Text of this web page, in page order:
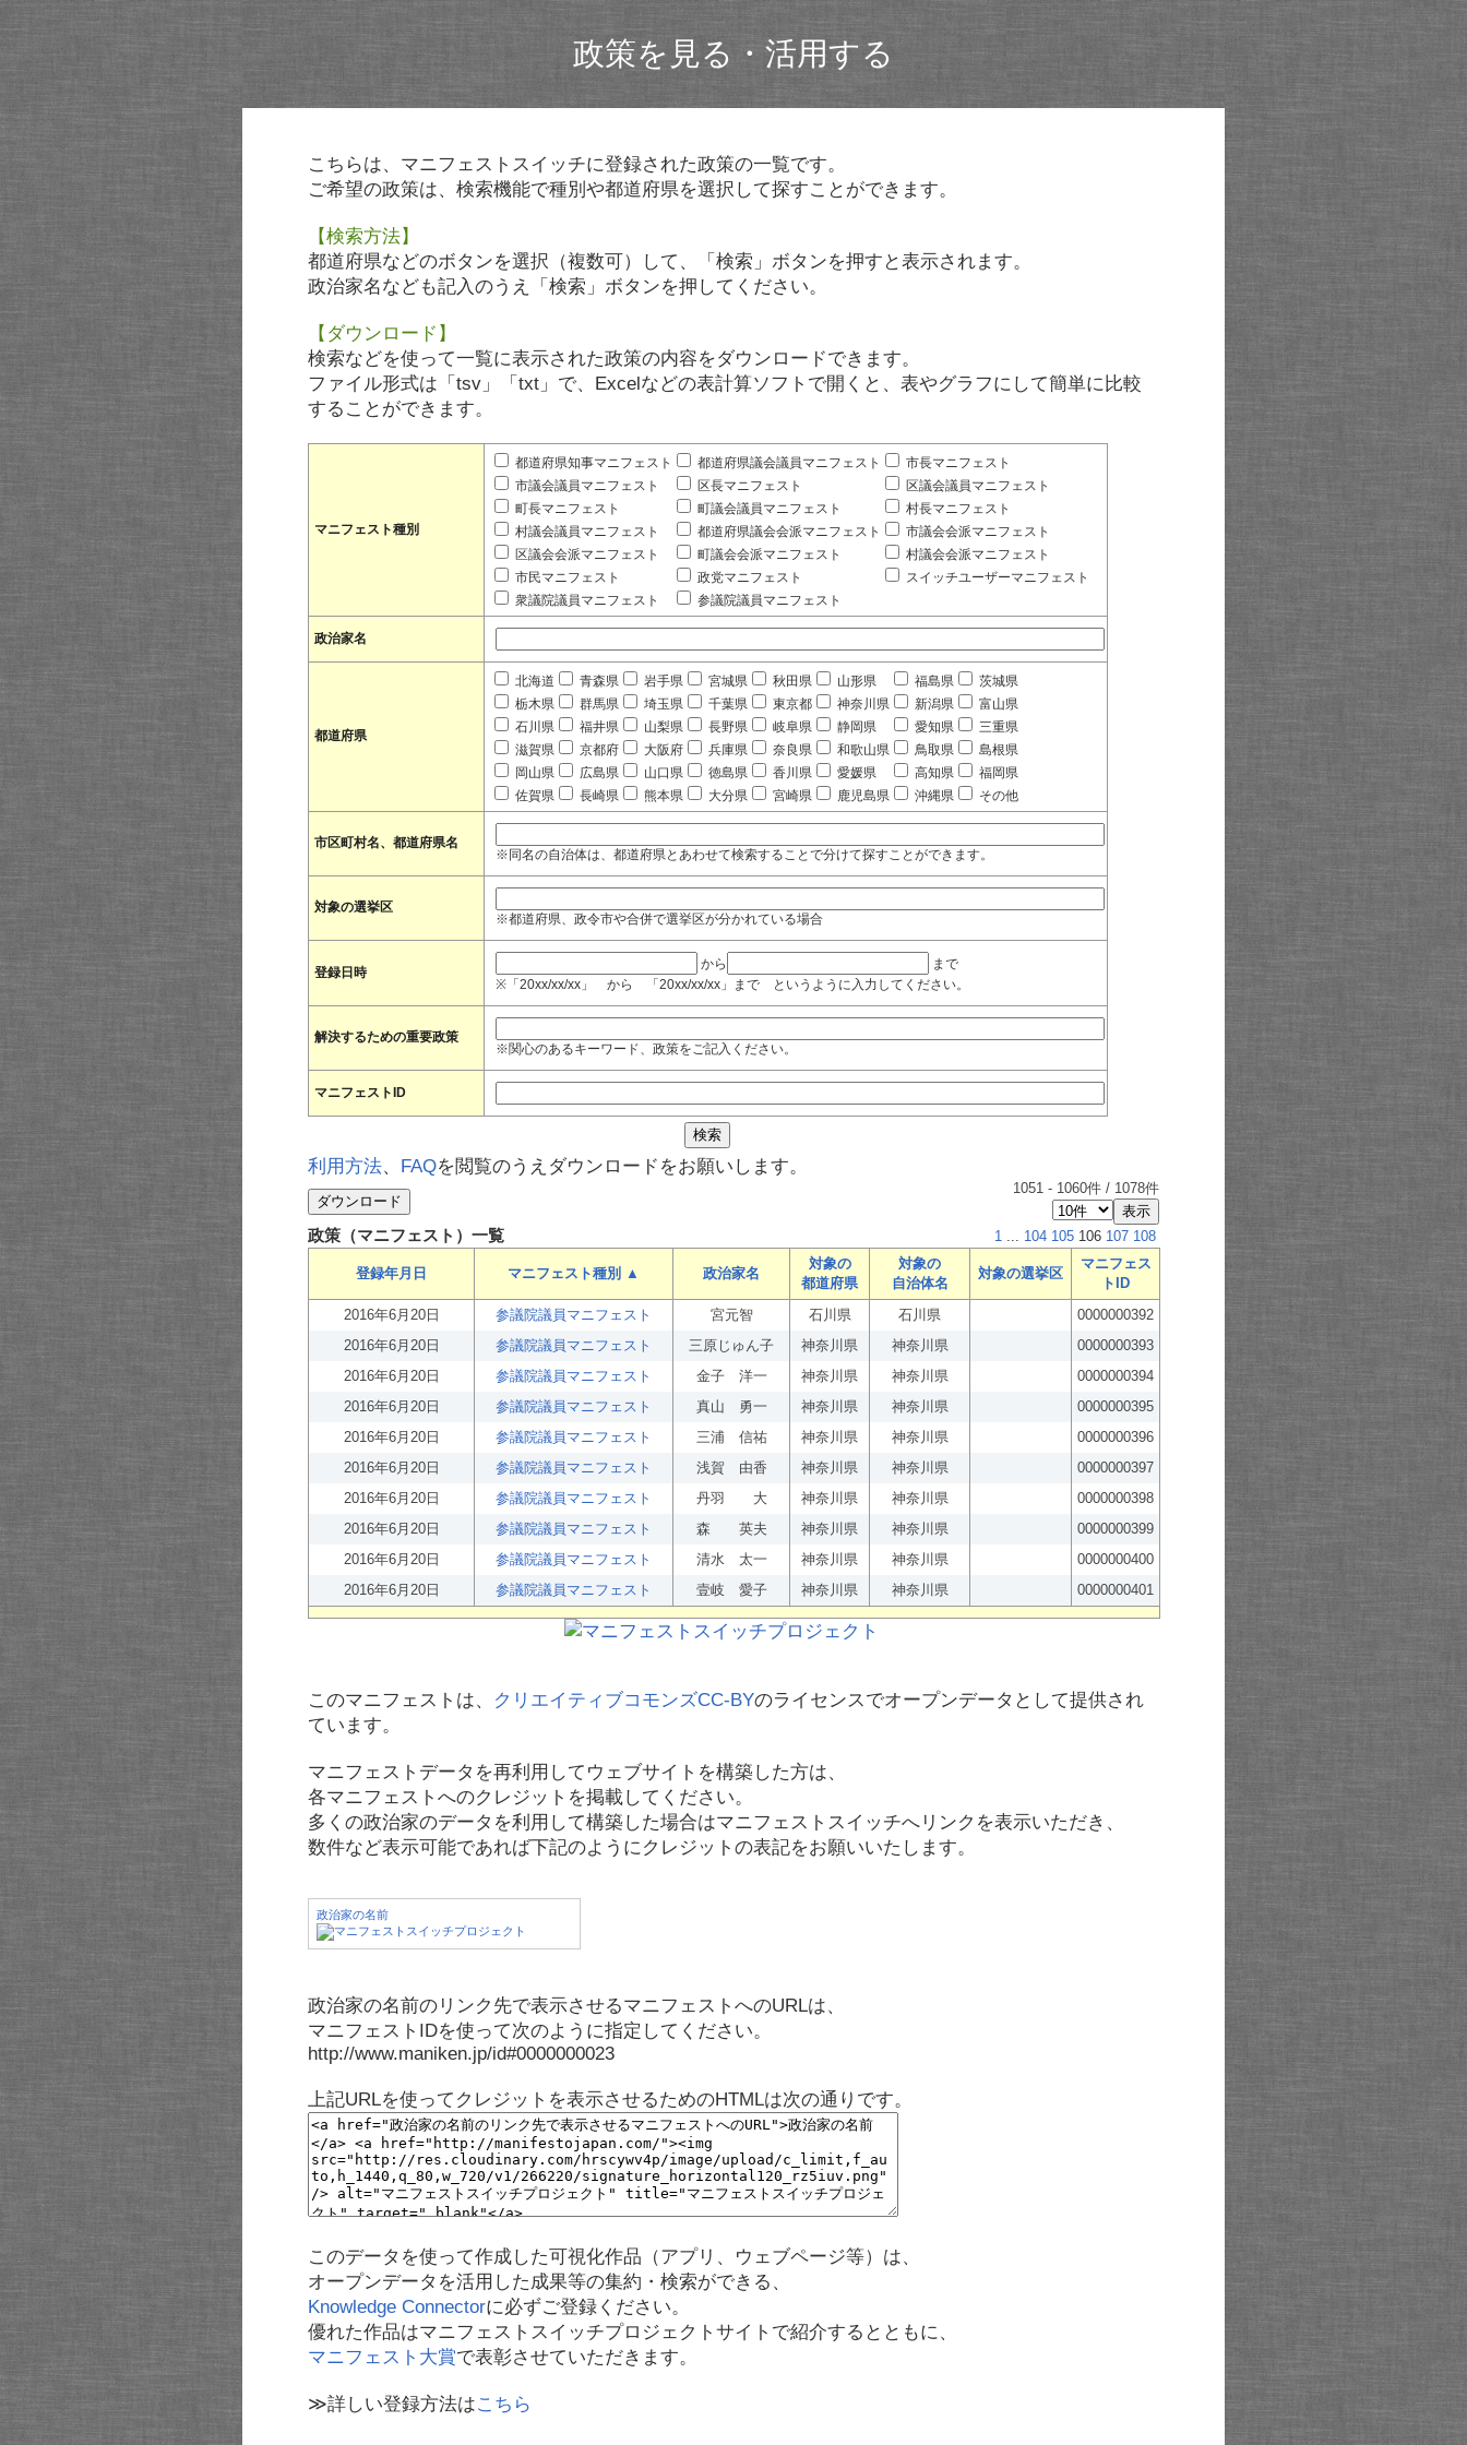
政策を見る・活用する
こちらは、マニフェストスイッチに登録された政策の一覧です。
ご希望の政策は、検索機能で種別や都道府県を選択して探すことができます。
【検索方法】
都道府県などのボタンを選択（複数可）して、「検索」ボタンを押すと表示されます。
政治家名なども記入のうえ「検索」ボタンを押してください。
【ダウンロード】
検索などを使って一覧に表示された政策の内容をダウンロードできます。
ファイル形式は「tsv」「txt」で、Excelなどの表計算ソフトで開くと、表やグラフにして簡単に比較
することができます。
マニフェスト種別
都道府県知事マニフェスト 都道府県議会議員マニフェスト
市長マニフェスト
市議会議員マニフェスト
区長マニフェスト
区議会議員マニフェスト
町長マニフェスト
町議会議員マニフェスト
村長マニフェスト
村議会議員マニフェスト
都道府県議会会派マニフェスト
市議会会派マニフェスト
区議会会派マニフェスト
町議会会派マニフェスト
村議会会派マニフェスト
市民マニフェスト
政党マニフェスト
スイッチユーザーマニフェスト
衆議院議員マニフェスト
参議院議員マニフェスト
政治家名
都道府県
北海道 青森県 岩手県 宮城県 秋田県 山形県 福島県
茨城県
栃木県
群馬県 埼玉県 千葉県 東京都 神奈川県 新潟県
富山県
石川県
福井県 山梨県 長野県 岐阜県 静岡県 愛知県
三重県
滋賀県
京都府 大阪府 兵庫県 奈良県 和歌山県 鳥取県
島根県
岡山県
広島県 山口県 徳島県 香川県 愛媛県 高知県
福岡県
佐賀県
長崎県 熊本県 大分県 宮崎県 鹿児島県 沖縄県 その他
市区町村名、都道府県名
※同名の自治体は、都道府県とあわせて検索することで分けて探すことができます。
対象の選挙区
※都道府県、政令市や合併で選挙区が分かれている場合
登録日時
から
まで
※「20xx/xx/xx」 から 「20xx/xx/xx」まで というように入力してください。
解決するための重要政策
※関心のあるキーワード、政策をご記入ください。
マニフェストID
利用方法、 FAQを閲覧のうえダウンロードをお願いします。
1051 - 1060件 / 1078件
政策（マニフェスト）一覧 1 ... 104 105 106 107 108
登録年月日 マニフェスト種別 ▲ 政治家名
対象の
都道府県
対象の
自治体名
対象の選挙区
マニフェス
トID
2016年6月20日
参議院議員マニフェスト 宮元智 石川県 石川県
0000000392
2016年6月20日
参議院議員マニフェスト 三原じゅん子 神奈川県 神奈川県
0000000393
2016年6月20日
参議院議員マニフェスト 金子 洋一 神奈川県 神奈川県
0000000394
2016年6月20日
参議院議員マニフェスト 真山 勇一 神奈川県 神奈川県
0000000395
2016年6月20日
参議院議員マニフェスト 三浦 信祐 神奈川県 神奈川県
0000000396
2016年6月20日
参議院議員マニフェスト 浅賀 由香 神奈川県 神奈川県
0000000397
2016年6月20日
参議院議員マニフェスト 丹羽 大 神奈川県 神奈川県
0000000398
2016年6月20日
参議院議員マニフェスト 森 英夫 神奈川県 神奈川県
0000000399
2016年6月20日
参議院議員マニフェスト 清水 太一 神奈川県 神奈川県
0000000400
2016年6月20日
参議院議員マニフェスト 壹岐 愛子 神奈川県 神奈川県 0000000401
このマニフェストは、 クリエイティブコモンズCC-BYのライセンスでオープンデータとして提供され
ています。
マニフェストデータを再利用してウェブサイトを構築した方は、
各マニフェストへのクレジットを掲載してください。
多くの政治家のデータを利用して構築した場合はマニフェストスイッチへリンクを表示いただき、
数件など表示可能であれば下記のようにクレジットの表記をお願いいたします。
政治家の名前
政治家の名前のリンク先で表示させるマニフェストへのURLは、
マニフェストIDを使って次のように指定してください。
http://www.maniken.jp/id#0000000023
上記URLを使ってクレジットを表示させるためのHTMLは次の通りです。
このデータを使って作成した可視化作品（アプリ、ウェブページ等）は、
オープンデータを活用した成果等の集約・検索ができる、
Knowledge Connectorに必ずご登録ください。
優れた作品はマニフェストスイッチプロジェクトサイトで紹介するとともに、
マニフェスト大賞で表彰させていただきます。
≫詳しい登録方法はこちら